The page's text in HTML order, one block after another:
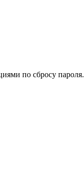
по сбросу пароля.